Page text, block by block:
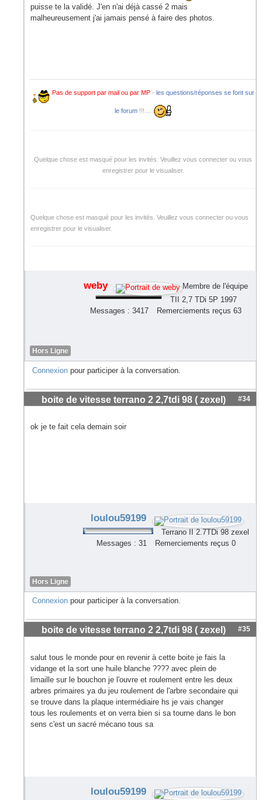
puisse te la validé. J'en n'ai déjà cassé 2 mais
malheureusement j'ai jamais pensé à faire des photos.
Pas de support par mail ou par MP- les questions/réponses se font sur
le forum!!!....
Quelque chose est masqué pour les invités. Veuillez vous connecter ou vous
enregistrer pour le visualiser.
Quelque chose est masqué pour les invités. Veuillez vous connecter ou vous
enregistrer pour le visualiser.
weby
Membre de l'équipe
TII 2,7 TDi 5P 1997
Messages : 3417
Remerciements reçus 63
Hors Ligne
Connexion pour participer à la conversation.
boite de vitesse terrano 2 2,7tdi 98 ( zexel) #34
ok je te fait cela demain soir
loulou59199
Terrano II 2.7TDi 98 zexel
Messages : 31
Remerciements reçus 0
Hors Ligne
Connexion pour participer à la conversation.
boite de vitesse terrano 2 2,7tdi 98 ( zexel) #35
salut tous le monde pour en revenir à cette boite je fais la
vidange et la sort une huile blanche ???? avec plein de
limaille sur le bouchon je l'ouvre et roulement entre les deux
arbres primaires ya du jeu roulement de l'arbre secondaire qui
se trouve dans la plaque intermédiaire hs je vais changer
tous les roulements et on verra bien si sa tourne dans le bon
sens c'est un sacré mécano tous sa
loulou59199